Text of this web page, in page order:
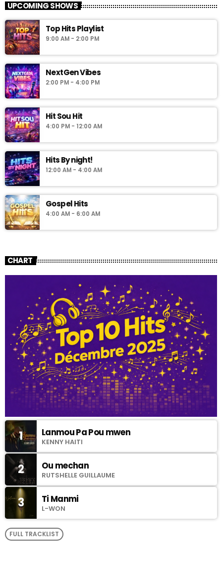
UPCOMING SHOWS
Top Hits Playlist
9:00 AM - 2:00 PM
NextGen Vibes
2:00 PM - 4:00 PM
Hit Sou Hit
4:00 PM - 12:00 AM
Hits By night!
12:00 AM - 4:00 AM
Gospel Hits
4:00 AM - 6:00 AM
CHART
1 Lanmou Pa Pou mwen
KENNY HAITI
2 Ou mechan
RUTSHELLE GUILLAUME
3 Ti Manmi
L-WON
FULL TRACKLIST